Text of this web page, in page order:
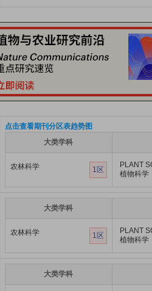
点击查看期刊分区表趋势图
大类学科
农林科学 1区
PLANT
植物科学
大类学科
农林科学 1区
PLANT
植物科学
大类学科